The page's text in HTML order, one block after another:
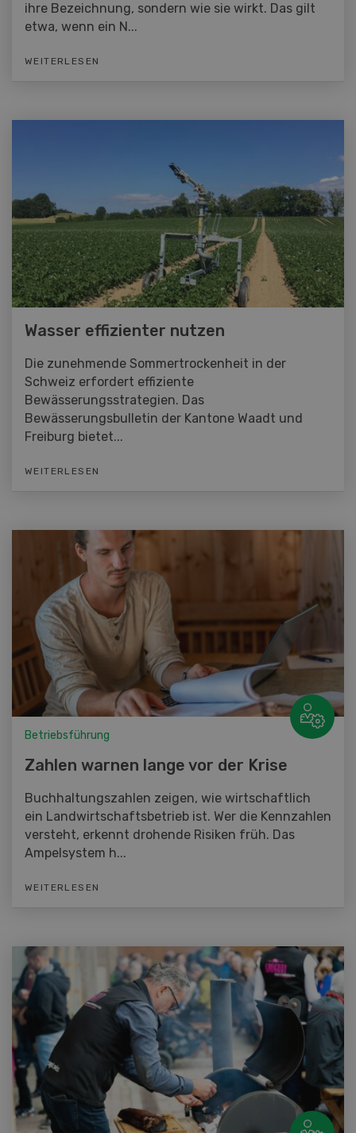
ihre Bezeichnung, sondern wie sie wirkt. Das gilt
etwa, wenn ein N...
WEITERLESEN
Wasser effizienter nutzen
Die zunehmende Sommertrockenheit in der
Schweiz erfordert effiziente
Bewässerungsstrategien. Das
Bewässerungsbulletin der Kantone Waadt und
Freiburg bietet...
WEITERLESEN
Betriebsführung
Zahlen warnen lange vor der Krise
Buchhaltungszahlen zeigen, wie wirtschaftlich
ein Landwirtschaftsbetrieb ist. Wer die Kennzahlen
versteht, erkennt drohende Risiken früh. Das
Ampelsystem h...
WEITERLESEN